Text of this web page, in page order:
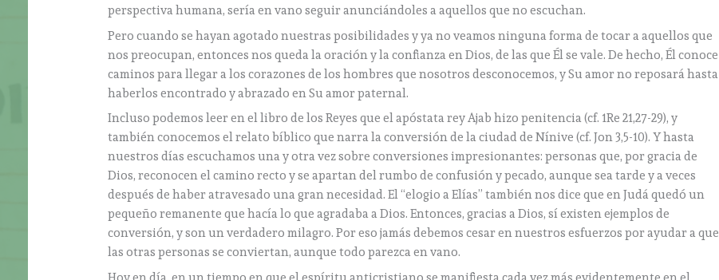
perspectiva humana, sería en vano seguir anunciándoles a aquellos que no escuchan.
Pero cuando se hayan agotado nuestras posibilidades y ya no veamos ninguna forma de tocar a aquellos que
nos preocupan, entonces nos queda la oración y la confianza en Dios, de las que Él se vale. De hecho, Él conoce
caminos para llegar a los corazones de los hombres que nosotros desconocemos, y Su amor no reposará hasta
haberlos encontrado y abrazado en Su amor paternal.
Incluso podemos leer en el libro de los Reyes que el apóstata rey Ajab hizo penitencia (cf. 1Re 21,27-29), y
también conocemos el relato bíblico que narra la conversión de la ciudad de Nínive (cf. Jon 3,5-10). Y hasta
nuestros días escuchamos una y otra vez sobre conversiones impresionantes: personas que, por gracia de
Dios, reconocen el camino recto y se apartan del rumbo de confusión y pecado, aunque sea tarde y a veces
después de haber atravesado una gran necesidad. El “elogio a Elías” también nos dice que en Judá quedó un
pequeño remanente que hacía lo que agradaba a Dios. Entonces, gracias a Dios, sí existen ejemplos de
conversión, y son un verdadero milagro. Por eso jamás debemos cesar en nuestros esfuerzos por ayudar a que
las otras personas se conviertan, aunque todo parezca en vano.